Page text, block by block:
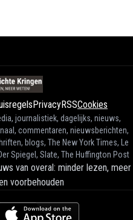
PrivacyRSSCookies
journalistiek, dagelijks, nieuws,
commentaren, nieuwsberichten,
blogs, The New York Times, Le
Spiegel, Slate, The Huffington Post
van overal: minder lezen, meer
voorbehouden